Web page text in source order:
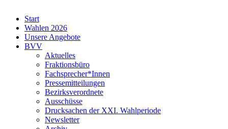
Neukölln
Start
Wahlen 2026
Unsere Angebote
BVV
Aktuelles
Fraktionsbüro
Fachsprecher*Innen
Pressemitteilungen
Bezirksverordnete
Ausschüsse
Drucksachen der XXI. Wahlperiode
Newsletter